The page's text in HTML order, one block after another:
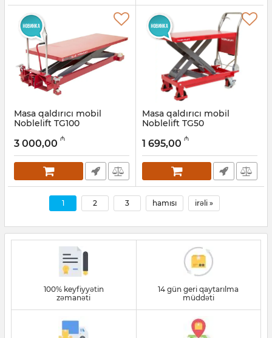
Masa qaldırıcı mobil
Noblelift TG100
033001023
3 000,00 ₼
Masa qaldırıcı mobil
Noblelift TG50
033001022
1 695,00 ₼
1 2 3 hamısı irəli »
100% keyfiyyətin
zəmanəti
14 gün geri qaytarılma
müddəti